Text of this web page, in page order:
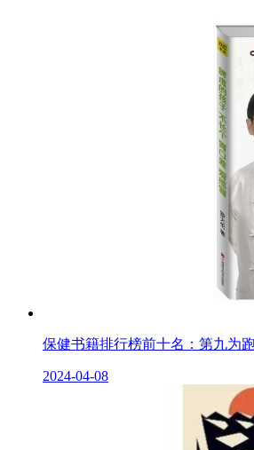
保健书籍排行榜前十名：第九为
2024-04-08